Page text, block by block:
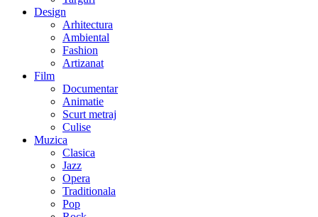
Design
Arhitectura
Ambiental
Fashion
Artizanat
Film
Documentar
Animatie
Scurt metraj
Culise
Muzica
Clasica
Jazz
Opera
Traditionala
Pop